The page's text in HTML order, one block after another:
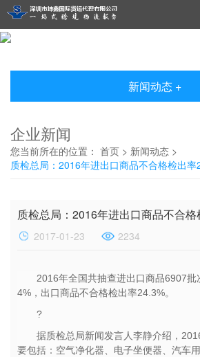
新闻动态 +
企业新闻
您当前所在的位置： 首页 > 新闻动态 >
质检总局：2016年进出口商品不合格检出率
质检总局：2016年进出口商品不合
2017-01-23 2234
2016年全国共抽查进出口商品6907
4%，出口商品不合格检出率24.3%。
?
据质检总局新闻发言人李静介绍，
要包括：空气净化器、电子坐便器、汽车